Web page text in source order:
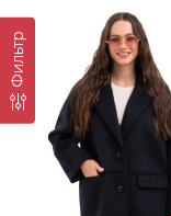
Фильтр